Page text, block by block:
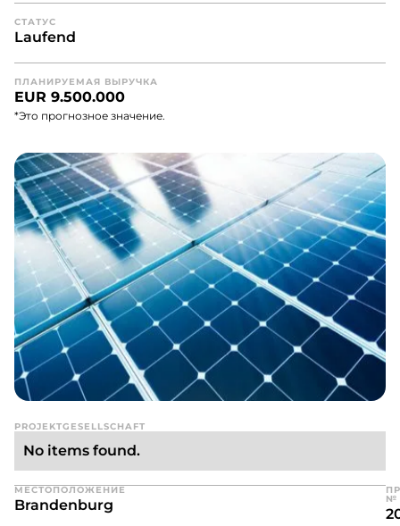
СТАТУС
Laufend
ПЛАНИРУЕМАЯ ВЫРУЧКА
EUR 9.500.000
*Это прогнозное значение.
PROJEKTGESELLSCHAFT
No items found.
МЕСТОПОЛОЖЕНИЕ
Brandenburg №